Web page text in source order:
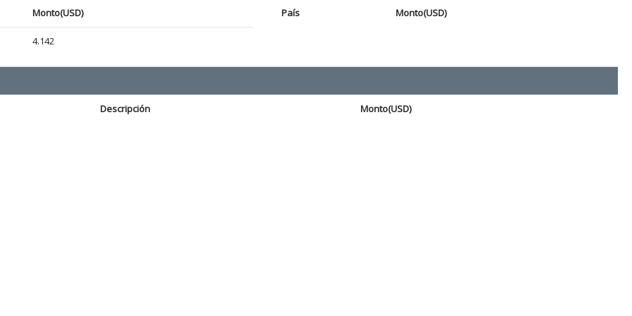
Monto(USD)
4.142
País Monto(USD)
Descripción Monto(USD)